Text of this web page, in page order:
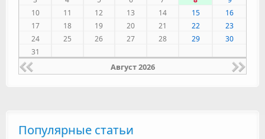
10
11 12 13 14 15
16
17
18 19 20 21 22
23
24
25 26 27 28 29
30
31
Август 2026
Популярные статьи